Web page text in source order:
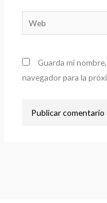
Web
Guarda mi
navegador para la